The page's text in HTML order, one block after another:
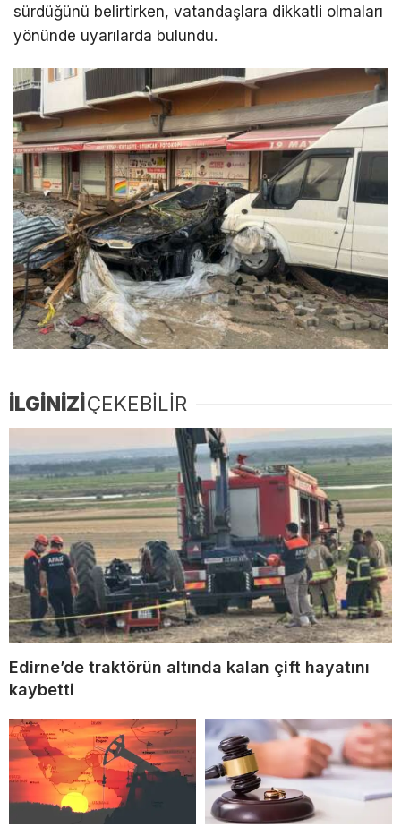
sürdüğünü belirtirken, vatandaşlara dikkatli olmaları
yönünde uyarılarda bulundu.
İLGİNİZİÇEKEBİLİR
Edirne’de traktörün altında kalan çift hayatını
kaybetti